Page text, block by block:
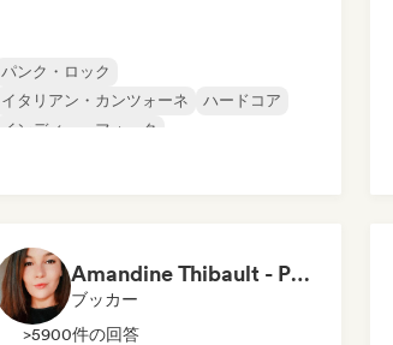
パンク・ロック
イタリアン・カンツォーネ
ハードコア
インディー・フォーク
Amandine Thibault - Programmation Concerts SMAC IDF, Booking, Management
ブッカー
>5900件の回答